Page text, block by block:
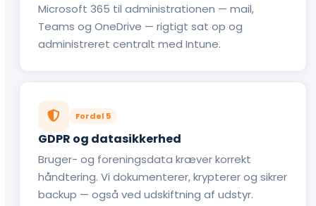
Microsoft 365 til administrationen — mail,
Teams og OneDrive — rigtigt sat op og
administreret centralt med Intune.
Fordel 5
GDPR og datasikkerhed
Bruger- og foreningsdata kræver korrekt
håndtering. Vi dokumenterer, krypterer og sikrer
backup — også ved udskiftning af udstyr.